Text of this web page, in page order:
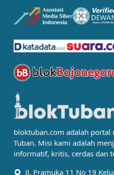
bloktuban.com adalah portal
Tuban. Misi kami adalah
informatif, kritis, cerdas dan
Jl. Pramuka 11 No 19